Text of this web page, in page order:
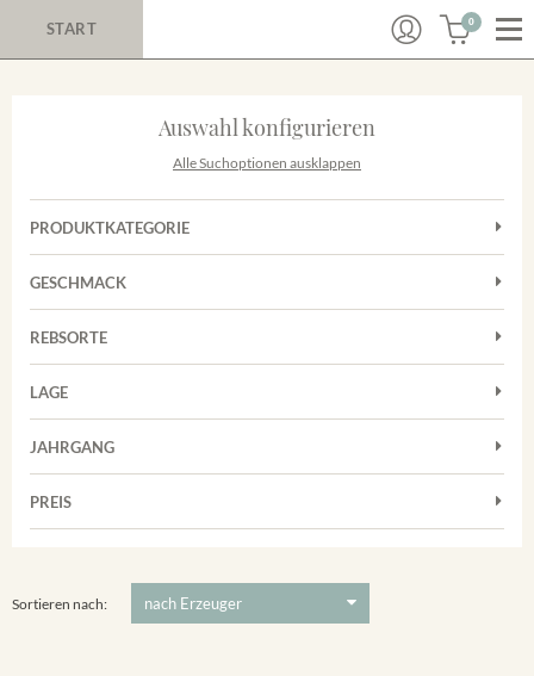
START 0
Auswahl konfigurieren
Alle Suchoptionen ausklappen
PRODUKTKATEGORIE
Cuvées
Rosé
Weißwein
GESCHMACK
Trocken
REBSORTE
Chardonnay
Grauburgunder
Riesling
LAGE
Achkarrer Schlossberg
Vorderer Winklerberg
Winklerberg Hinter Winklen
JAHRGANG
PREIS
Sortieren nach: